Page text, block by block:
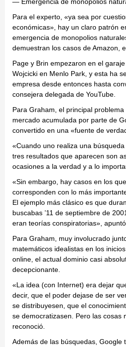
Para el experto, «ya sea por
económicas», hay un claro patrón
emergencia de monopolios
demuestran los casos de Amazon,
Page y Brin empezaron en el
Wojcicki en Menlo Park, y esta ha
empresa desde entonces hasta
consejera delegada de YouTube.
Para Graham, el principal
mercado acumulada por parte de
convertido en una «fuente de
«Cuando uno realiza una
tres resultados que aparecen son
ocasiones a la verdad y a lo
«Sin embargo, hay casos en los
corresponden con lo más
El ejemplo más clásico es que
buscabas ’11 de septiembre de
eran teorías conspiratorias»,
Para Graham, muy involucrado
matemáticos idealistas en los
online, el actual dominio casi
decepcionante.
«La idea (con Internet) era dejar
decir, que el poder dejase de ser
se distribuyesen, que el
se democratizasen. Pero las cosas
reconoció.
Además de las búsquedas, Google